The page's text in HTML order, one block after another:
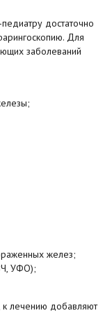
достаточно
Для
заболеваний
желез;
УФО);
к лечению добавляют